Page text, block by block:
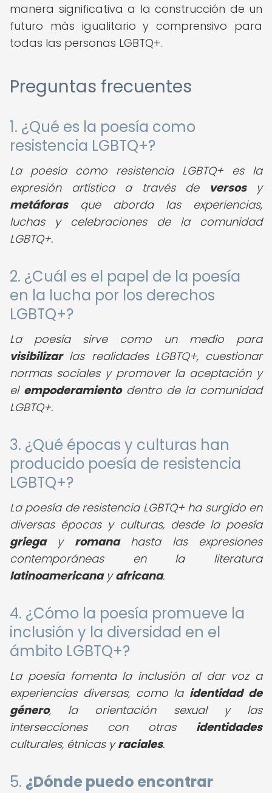
manera significativa a la construcción de un
futuro más igualitario y comprensivo para
todas las personas LGBTQ+.
Preguntas frecuentes
1. ¿Qué es la poesía como
resistencia LGBTQ+?
La poesía como resistencia LGBTQ+ es la
expresión artística a través de versosy
metáforasque aborda las experiencias,
luchas y celebraciones de la comunidad
LGBTQ+.
2. ¿Cuál es el papel de la poesía
en la lucha por los derechos
LGBTQ+?
La poesía sirve como un medio para
visibilizarlas realidades LGBTQ+, cuestionar
normas sociales y promover la aceptación y
el empoderamientodentro de la comunidad
LGBTQ+.
3. ¿Qué épocas y culturas han
producido poesía de resistencia
LGBTQ+?
La poesía de resistencia LGBTQ+ ha surgido en
diversas épocas y culturas, desde la poesía
griegay romanahasta las expresiones
contemporáneas en la literatura
latinoamericanayafricana.
4. ¿Cómo la poesía promueve la
inclusión y la diversidad en el
ámbito LGBTQ+?
La poesía fomenta la inclusión al dar voz a
experiencias diversas, como la identidad de
género, la orientación sexual y las
intersecciones con otras identidades
culturales, étnicas yraciales.
5. ¿Dónde puedo encontrar